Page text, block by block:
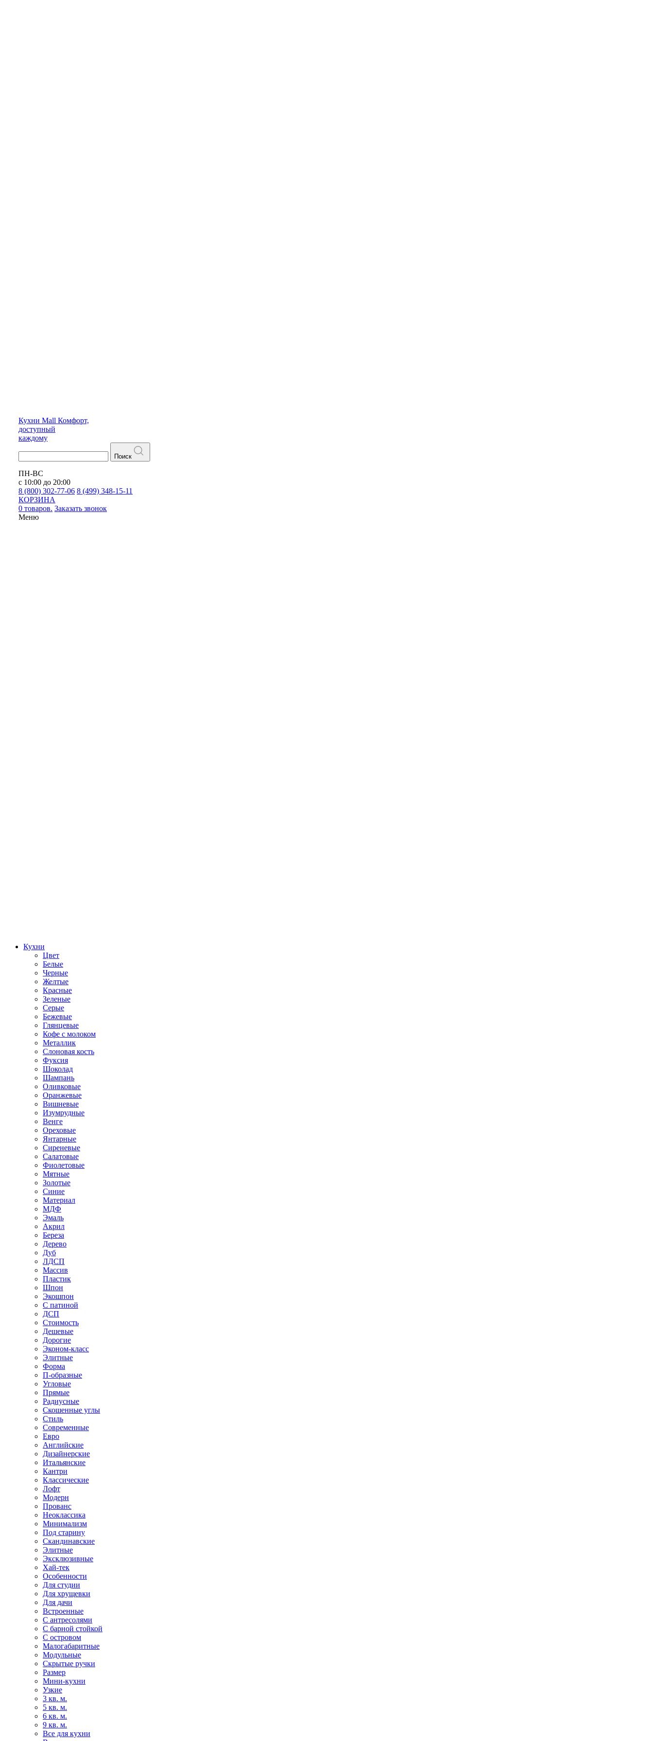
Кухни Mall Комфорт,
доступный
каждому
Поиск
ПН-ВС
с 10:00 до 20:00
8 (800) 302-77-06 8 (499) 348-15-11
КОРЗИНА
0 товаров. Заказать звонок
Меню
Кухни
Цвет
Белые
Черные
Желтые
Красные
Зеленые
Серые
Бежевые
Глянцевые
Кофе с молоком
Металлик
Слоновая кость
Фуксия
Шоколад
Шампань
Оливковые
Оранжевые
Вишневые
Изумрудные
Венге
Ореховые
Янтарные
Сиреневые
Салатовые
Фиолетовые
Мятные
Золотые
Синие
Материал
МДФ
Эмаль
Акрил
Береза
Дерево
Дуб
ЛДСП
Массив
Пластик
Шпон
Экошпон
С патиной
ДСП
Стоимость
Дешевые
Дорогие
Эконом-класс
Элитные
Форма
П-образные
Угловые
Прямые
Радиусные
Скошенные углы
Стиль
Современные
Евро
Английские
Дизайнерские
Итальянские
Кантри
Классические
Лофт
Модерн
Прованс
Неоклассика
Минимализм
Под старину
Скандинавские
Элитные
Эксклюзивные
Хай-тек
Особенности
Для студии
Для хрущевки
Для дачи
Встроенные
С антресолями
С барной стойкой
С островом
Малогабаритные
Модульные
Скрытые ручки
Размер
Мини-кухни
Узкие
3 кв. м.
5 кв. м.
6 кв. м.
9 кв. м.
Все для кухни